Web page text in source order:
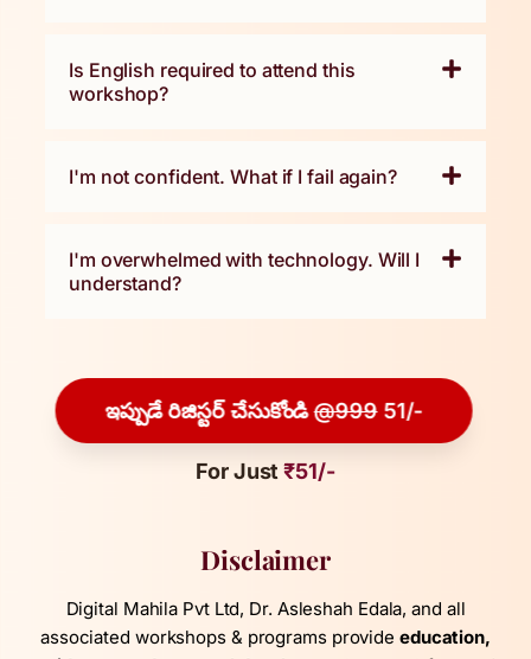
Is English required to attend this
workshop?
I'm not confident. What if I fail again?
I'm overwhelmed with technology. Will I
understand?
ఇప్పుడే రిజిస్టర్ చేసుకోండి@999 51/-
For Just₹51/-
Disclaimer
Digital Mahila Pvt Ltd, Dr. Asleshah Edala, and all
associated workshops & programs provide education,